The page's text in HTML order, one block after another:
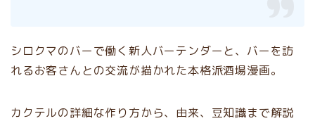
シロクマのバーで働く新人バーテンダーと、バーを訪
れるお客さんとの交流が描かれた本格派酒場漫画。
カクテルの詳細な作り方から、由来、豆知識まで解説